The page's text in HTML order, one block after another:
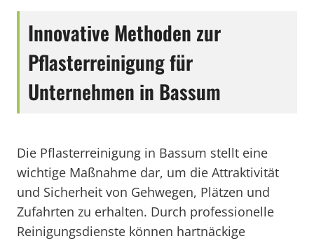
Innovative Methoden zur
Pflasterreinigung für
Unternehmen in Bassum
Die Pflasterreinigung in Bassum stellt eine
wichtige Maßnahme dar, um die Attraktivität
und Sicherheit von Gehwegen, Plätzen und
Zufahrten zu erhalten. Durch professionelle
Reinigungsdienste können hartnäckige